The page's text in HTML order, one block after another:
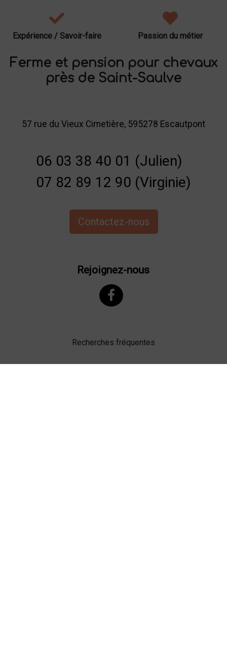
Expérience / Savoir-faire Passion du métier
Ferme et pension pour chevaux
près de Saint-Saulve
57 rue du Vieux Cimetière, 595278 Escautpont
06 03 38 40 01 (Julien)
07 82 89 12 90 (Virginie)
Contactez-nous
Rejoignez-nous
Recherches fréquentes